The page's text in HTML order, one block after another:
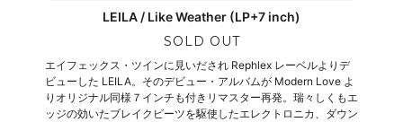
LEILA / Like Weather (LP+7 inch)
SOLD OUT
エイフェックス・ツインに見いだされ Rephlex レーベルよりデ
ビューした LEILA。そのデビュー・アルバムが Modern Love よ
りオリジナル同様７インチも付きリマスター再発。瑞々しくもエ
ッジの効いたブレイクビーツを駆使したエレクトロニカ、ダウン